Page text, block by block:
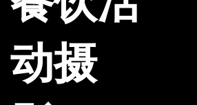
动摄